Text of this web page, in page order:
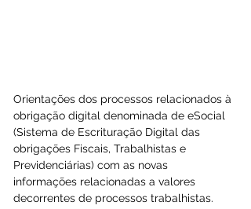
Orientações dos processos relacionados à
obrigação digital denominada de eSocial
(Sistema de Escrituração Digital das
obrigações Fiscais, Trabalhistas e
Previdenciárias) com as novas
informações relacionadas a valores
decorrentes de processos trabalhistas.